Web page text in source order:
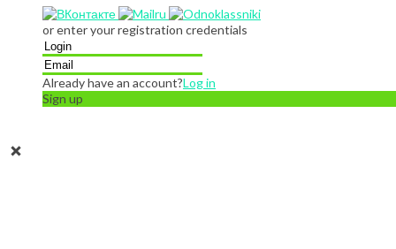
or enter your registration credentials
Already have an account?Log in
Sign up